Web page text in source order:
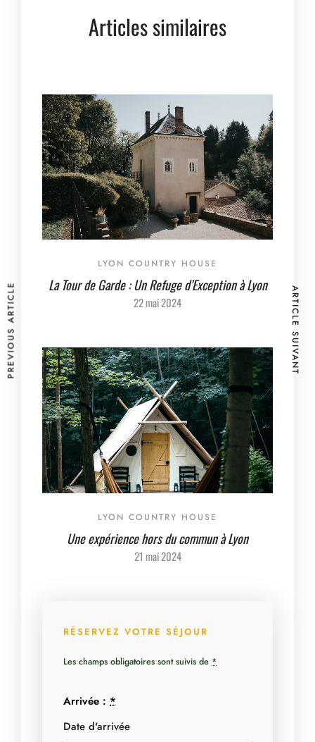
Articles similaires
LYON COUNTRY HOUSE
La Tour de Garde : Un Refuge d’Exception à Lyon
22 mai 2024
LYON COUNTRY HOUSE
Une expérience hors du commun à Lyon
21 mai 2024
PREVIOUS ARTICLE ARTICLE SUIVANT
RÉSERVEZ VOTRE SÉJOUR
Les champs obligatoires sont suivis de *
Arrivée : *